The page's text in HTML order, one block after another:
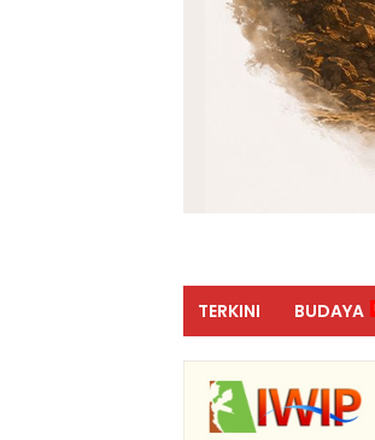
TERKINI BUDAYA